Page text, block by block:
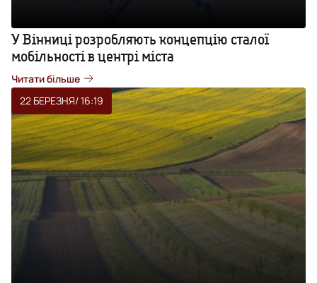
У Вінниці розробляють концепцію сталої
мобільності в центрі міста
Читати більше
22 БЕРЕЗНЯ/ 16:19